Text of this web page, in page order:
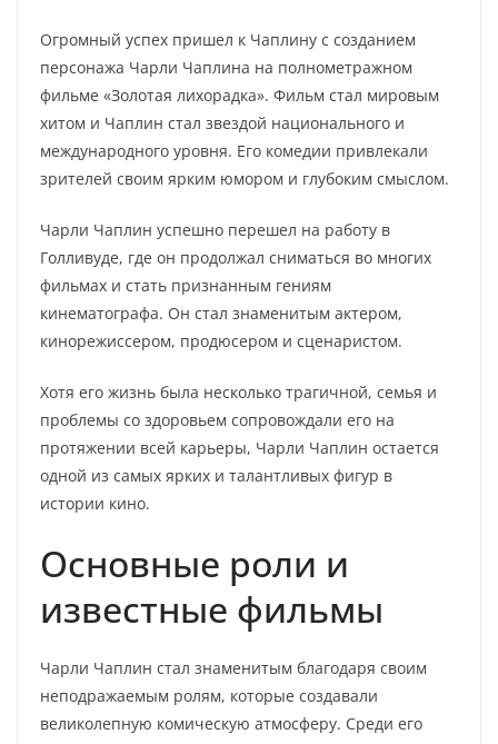
Огромный успех пришел к Чаплину с созданием
персонажа Чарли Чаплина на полнометражном
фильме «Золотая лихорадка». Фильм стал мировым
хитом и Чаплин стал звездой национального и
международного уровня. Его комедии привлекали
зрителей своим ярким юмором и глубоким смыслом.
Чарли Чаплин успешно перешел на работу в
Голливуде, где он продолжал сниматься во многих
фильмах и стать признанным гениям
кинематографа. Он стал знаменитым актером,
кинорежиссером, продюсером и сценаристом.
Хотя его жизнь была несколько трагичной, семья и
проблемы со здоровьем сопровождали его на
протяжении всей карьеры, Чарли Чаплин остается
одной из самых ярких и талантливых фигур в
истории кино.
Основные роли и
известные фильмы
Чарли Чаплин стал знаменитым благодаря своим
неподражаемым ролям, которые создавали
великолепную комическую атмосферу. Среди его